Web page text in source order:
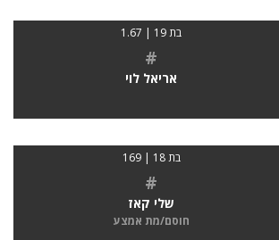
בת 19 | 1.67
#
אריאל לוי
בת 18 | 169
#
שלי קאז
חוסם/מת אמצע